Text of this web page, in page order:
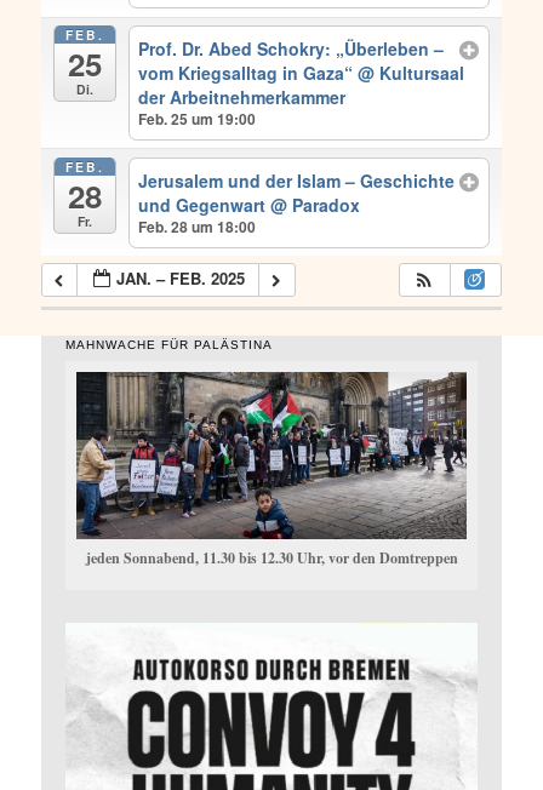
FEB.
25
Di.
Prof. Dr. Abed Schokry: „Überleben –
vom Kriegsalltag in Gaza“@ Kultursaal
der Arbeitnehmerkammer
Feb. 25 um 19:00
FEB.
28
Fr.
Jerusalem und der Islam – Geschichte
und Gegenwart@ Paradox
Feb. 28 um 18:00
JAN. – FEB. 2025
MAHNWACHE FÜR PALÄSTINA
jeden Sonnabend, 11.30 bis 12.30 Uhr, vor den Domtreppen